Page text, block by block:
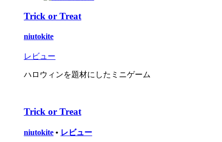
Trick or Treat
niutokite
レビュー
ハロウィンを題材にしたミニゲーム
Trick or Treat
niutokite • レビュー